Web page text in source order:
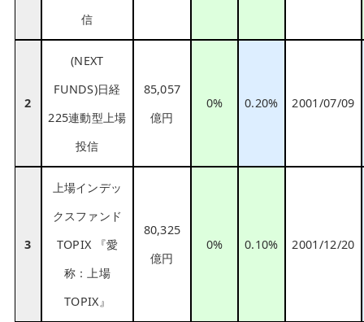
信
2
(NEXT
FUNDS)日経
225連動型上場
投信
85,057
億円
0% 0.20% 2001/07/09
3
上場インデッ
クスファンド
TOPIX 『愛
称：上場
TOPIX』
80,325
億円
0% 0.10% 2001/12/20